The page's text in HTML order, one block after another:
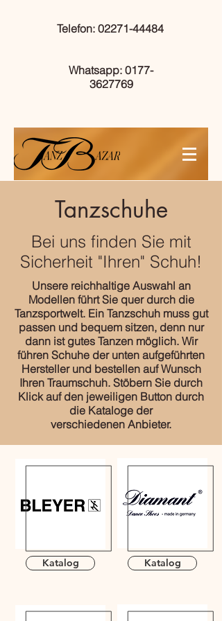
Telefon: 02271-44484
Whatsapp: 0177-
3627769
Mobil: 0177-3627769
Tanzschuhe
Bei uns finden Sie mit
Sicherheit "Ihren" Schuh!
Unsere reichhaltige Auswahl an
Modellen führt Sie quer durch die
Tanzsportwelt. Ein Tanzschuh muss gut
passen und bequem sitzen, denn nur
dann ist gutes Tanzen möglich. Wir
führen Schuhe der unten aufgeführten
Hersteller und bestellen auf Wunsch
Ihren Traumschuh. Stöbern Sie durch
Klick auf den jeweiligen Button durch
die Kataloge der
verschiedenen Anbieter.
Katalog Katalog